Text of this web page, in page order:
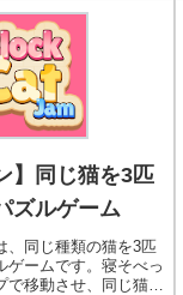
】同じ猫を3匹
ズルゲーム
、同じ種類の猫を3匹
ゲームです。寝そべっ
移動させ、同じ猫を